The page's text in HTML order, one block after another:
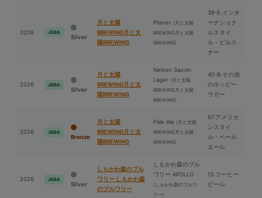
2026 JGBA
Silver
⽉と太陽
BREWING⽉と太
陽BREWING
Pilsner (⽉と太陽
BREWING⽉と太陽
BREWING)
38-E.インタ
ーナショナ
ルスタイ
ル・ピルス
ナー
2026 JGBA
Silver
⽉と太陽
BREWING⽉と太
陽BREWING
Nelson Sauvin
Lager (⽉と太陽
BREWING⽉と太陽
BREWING)
40-B.その他
のホッピー
ラガー
2026 JGBA
Bronze
⽉と太陽
BREWING⽉と太
陽BREWING
Pale Ale (⽉と太陽
BREWING⽉と太陽
BREWING)
97.アメリカ
ンスタイ
ル・ペール
エール
2026 JGBA
Silver
しもかわ森のブル
ワリー しもかわ森
のブルワリー
しもかわ森のブル
ワリー APOLLO
(しもかわ森のブルワ
リー)
13.コーヒー
ビール